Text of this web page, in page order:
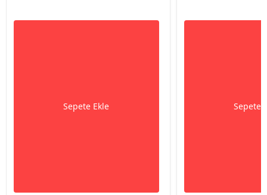
Sepete Ekle Sepete